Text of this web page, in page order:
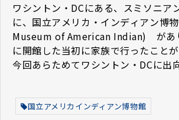
ワシントン・DCにある、スミソニア
に、国立アメリカ・インディアン博
Museum of American Indian) があ
に開館した当初に家族で行ったことが
今回あらためてワシントン・DCに出
したので、久しぶりにその博物館へ
国立アメリカインディアン博物館